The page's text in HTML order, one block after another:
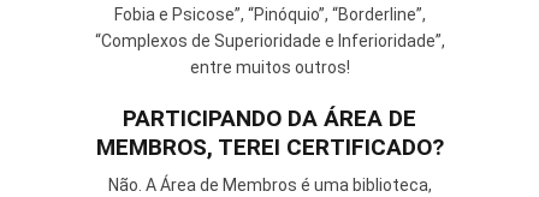
Fobia e Psicose”, “Pinóquio”, “Borderline”,
“Complexos de Superioridade e Inferioridade”,
entre muitos outros!
PARTICIPANDO DA ÁREA DE
MEMBROS, TEREI CERTIFICADO?
Não. A Área de Membros é uma biblioteca,